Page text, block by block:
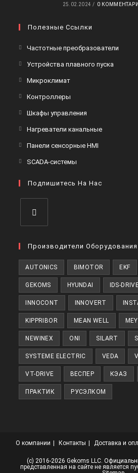
25.02.2024 / 0
Полезные Ссылки
Частотные преобразователи
Устройства плавного пуска
Микроклимат
Контроллеры
Шкафы управления
Нагреватели канальные
Панели сенсорные HMI
SCADA-системы
Подпишитесь На Нас
Производители Оборудования
AUTONICS BIMOTOR EKF
GEKOMS HYUNDAI IDS-
INNOCONT INNOVERT
KIPPRIBOR MEAN WELL
NEWINEX ONI SILART
SYSTEME ELECTRIC VEDA
VT-DRIVE ВЕСПЕР КЭАЗ
ПРАКТИК РУСЭЛКОМ
О компании Контакты Доставка и
(с) 2016-2026 Gekoms LLC.
представленная на сайте не является